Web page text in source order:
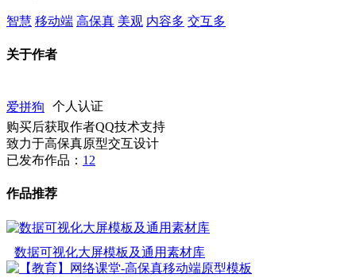
智慧 移动端 高保真 美观 内容多 交互多
关于作者
爱拼狗
个人认证
购买后获取作者QQ技术支持
致力于高保真原型交互设计
已发布作品： 12
作品推荐
数据可视化大屏模板及通用素材库